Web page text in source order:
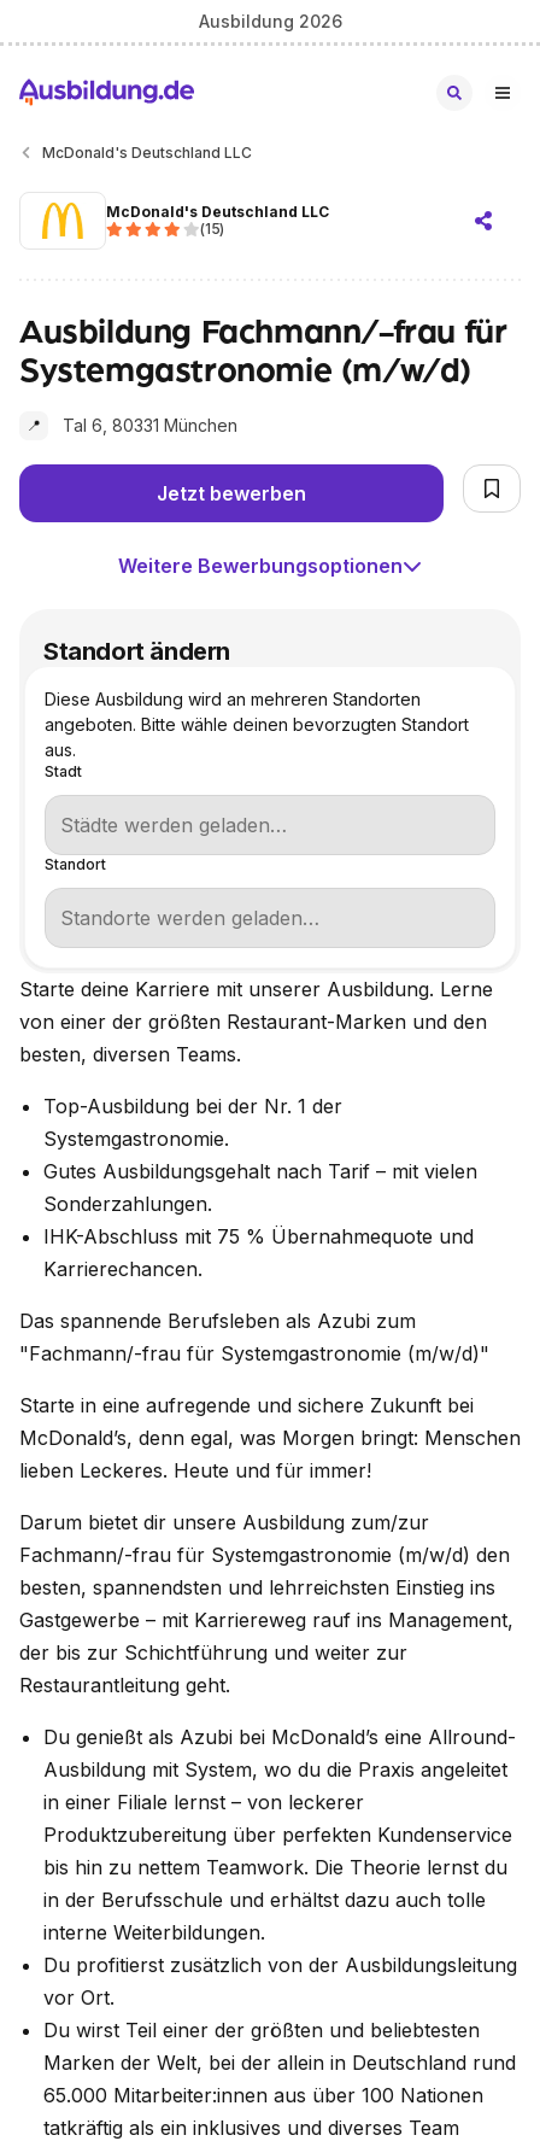
Ausbildung 2026
McDonald's Deutschland LLC
McDonald's Deutschland LLC
(15)
Ausbildung Fachmann/-frau für
Systemgastronomie (m/w/d)
📍 Tal 6, 80331 München
Jetzt bewerben
Weitere Bewerbungsoptionen
Starte deine Karriere mit unserer Ausbildung. Lerne
von einer der größten Restaurant-Marken und den
besten, diversen Teams.
Top-Ausbildung bei der Nr. 1 der
Systemgastronomie.
Gutes Ausbildungsgehalt nach Tarif – mit vielen
Sonderzahlungen.
IHK-Abschluss mit 75 % Übernahmequote und
Karrierechancen.
Das spannende Berufsleben als Azubi zum
"Fachmann/-frau für Systemgastronomie (m/w/d)"
Starte in eine aufregende und sichere Zukunft bei
McDonald’s, denn egal, was Morgen bringt: Menschen
lieben Leckeres. Heute und für immer!
Darum bietet dir unsere Ausbildung zum/zur
Fachmann/-frau für Systemgastronomie (m/w/d) den
besten, spannendsten und lehrreichsten Einstieg ins
Gastgewerbe – mit Karriereweg rauf ins Management,
der bis zur Schichtführung und weiter zur
Restaurantleitung geht.
Du genießt als Azubi bei McDonald’s eine Allround-
Ausbildung mit System, wo du die Praxis angeleitet
in einer Filiale lernst – von leckerer
Produktzubereitung über perfekten Kundenservice
bis hin zu nettem Teamwork. Die Theorie lernst du
in der Berufsschule und erhältst dazu auch tolle
interne Weiterbildungen.
Du profitierst zusätzlich von der Ausbildungsleitung
vor Ort.
Du wirst Teil einer der größten und beliebtesten
Marken der Welt, bei der allein in Deutschland rund
65.000 Mitarbeiter:innen aus über 100 Nationen
tatkräftig als ein inklusives und diverses Team
Standort ändern
Diese Ausbildung wird an mehreren Standorten
angeboten. Bitte wähle deinen bevorzugten Standort
aus.
Stadt
Standort